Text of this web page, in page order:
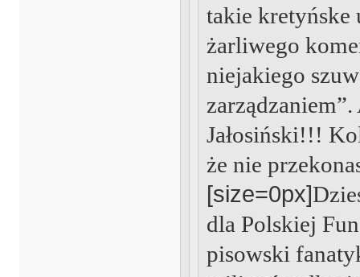
takie kretyńske
żarliwego
niejakiego
Jałosiński!!!
że nie
[size=0px]
dla Polskiej
pisowski